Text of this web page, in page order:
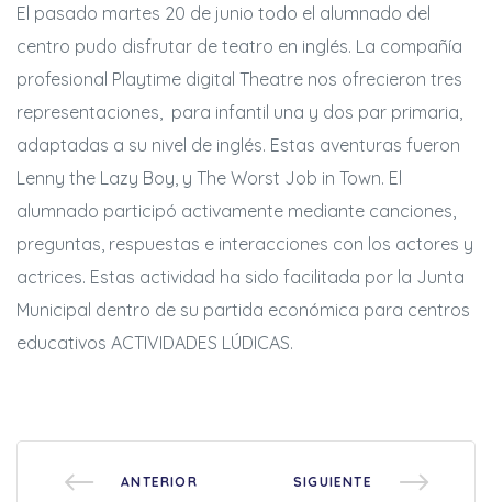
El pasado martes 20 de junio todo el alumnado del
centro pudo disfrutar de teatro en inglés. La compañía
profesional Playtime digital Theatre nos ofrecieron tres
representaciones, para infantil una y dos par primaria,
adaptadas a su nivel de inglés. Estas aventuras fueron
Lenny the Lazy Boy, y The Worst Job in Town. El
alumnado participó activamente mediante canciones,
preguntas, respuestas e interacciones con los actores y
actrices. Estas actividad ha sido facilitada por la Junta
Municipal dentro de su partida económica para centros
educativos ACTIVIDADES LÚDICAS.
ANTERIOR SIGUIENTE